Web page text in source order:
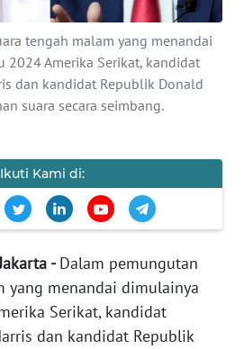
tengah malam yang menandai
2024 Amerika Serikat, kandidat
dan kandidat Republik Donald
suara secara seimbang.
Ikuti Kami di:
-Dalam pemungutan
yang menandai dimulainya
Serikat, kandidat
dan kandidat Republik